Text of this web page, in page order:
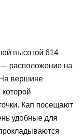
высотой 614
— расположение на
вершине
Кап посещают
удобные для